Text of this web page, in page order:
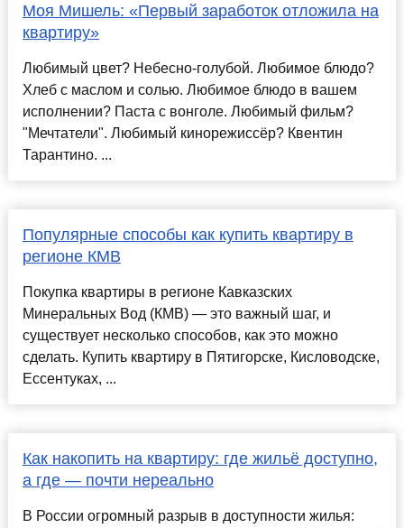
Моя Мишель: «Первый заработок отложила на
квартиру»
Любимый цвет? Небесно-голубой. Любимое блюдо?
Хлеб с маслом и солью. Любимое блюдо в вашем
исполнении? Паста с вонголе. Любимый фильм?
"Мечтатели". Любимый кинорежиссёр? Квентин
Тарантино. ...
Популярные способы как купить квартиру в
регионе КМВ
Покупка квартиры в регионе Кавказских
Минеральных Вод (КМВ) — это важный шаг, и
существует несколько способов, как это можно
сделать. Купить квартиру в Пятигорске, Кисловодске,
Ессентуках, ...
Как накопить на квартиру: где жильё доступно,
а где — почти нереально
В России огромный разрыв в доступности жилья: